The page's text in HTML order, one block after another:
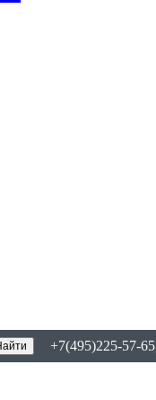
+7(495)225-57-